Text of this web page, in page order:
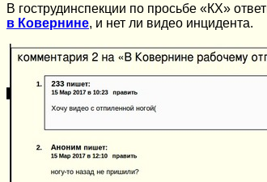
В гострудинспекции по просьбе «КХ»
в Ковернине, и нет ли видео инцидента.